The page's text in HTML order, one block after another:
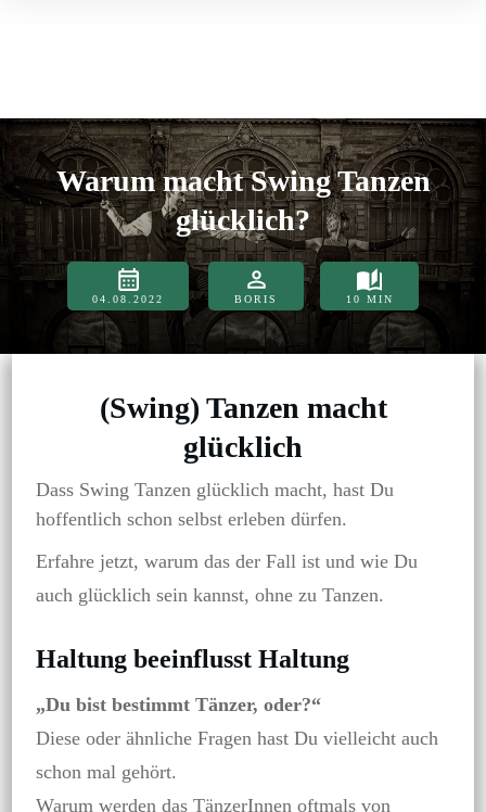
Warum macht Swing Tanzen
glücklich?
04.08.2022 BORIS 10 MIN
(Swing) Tanzen macht
glücklich
Dass Swing Tanzen glücklich macht, hast Du
hoffentlich schon selbst erleben dürfen.
Erfahre jetzt, warum das der Fall ist und wie Du
auch glücklich sein kannst, ohne zu Tanzen.
Haltung beeinflusst Haltung
„Du bist bestimmt Tänzer, oder?“
Diese oder ähnliche Fragen hast Du vielleicht auch
schon mal gehört.
Warum werden das TänzerInnen oftmals von